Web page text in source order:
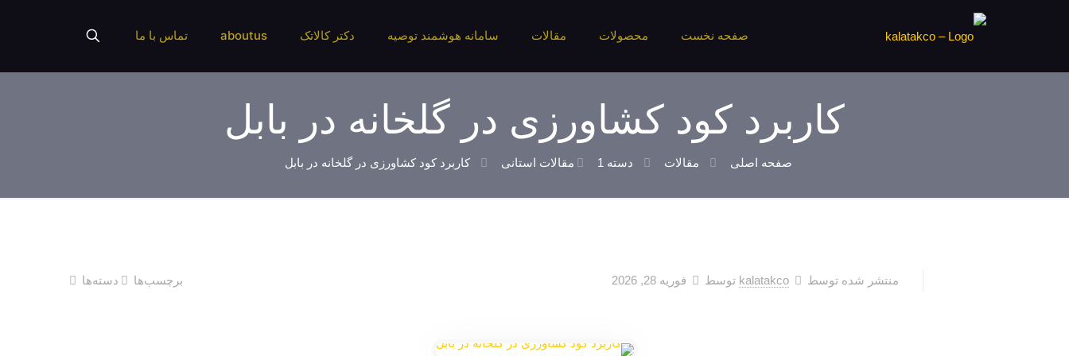
صفحه نخست محصولات مقالات سامانه هوشمند توصیه دکتر کالاتک aboutus تماس با ما
کاربرد کود کشاورزی در گلخانه در بابل
صفحه اصلی مقالات دسته 1 مقالات استانی کاربرد کود کشاورزی در گلخانه در بابل
منتشر شده توسط kalatakco توسط فوریه 28, 2026 دسته‌ها برچسب‌ها